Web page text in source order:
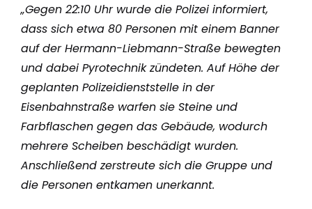
„Gegen 22:10 Uhr wurde die Polizei informiert,
dass sich etwa 80 Personen mit einem Banner
auf der Hermann-Liebmann-Straße bewegten
und dabei Pyrotechnik zündeten. Auf Höhe der
geplanten Polizeidienststelle in der
Eisenbahnstraße warfen sie Steine und
Farbflaschen gegen das Gebäude, wodurch
mehrere Scheiben beschädigt wurden.
Anschließend zerstreute sich die Gruppe und
die Personen entkamen unerkannt.